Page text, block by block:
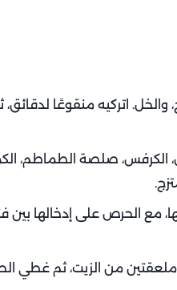
اتركيه منقوعًا لدقائق،
الكرفس، صلصة الطماطم،
مع الحرص على إدخالها بين
من الزيت، ثم غطي